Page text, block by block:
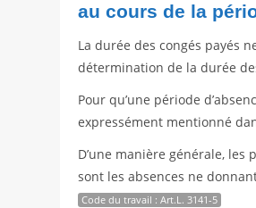
au cours de la
La durée des congés payés
détermination de la durée
Pour qu’une période
expressément mentionné
D’une manière générale,
sont les absences ne
Code du travail : Art.L. 3141-5